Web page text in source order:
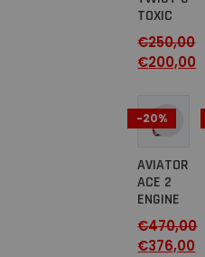
TOXIC
€250,00
€200,00
-20%
AVIATOR
ACE 2
ENGINE
€470,00
€376,00